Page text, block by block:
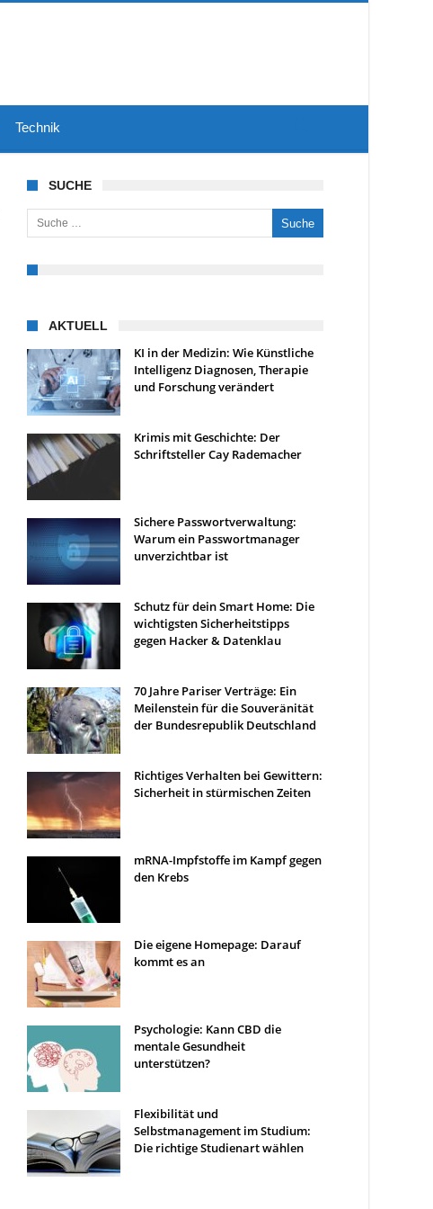
Technik
SUCHE
Suche nach:
AKTUELL
KI in der Medizin: Wie Künstliche
Intelligenz Diagnosen, Therapie
und Forschung verändert
Krimis mit Geschichte: Der
Schriftsteller Cay Rademacher
Sichere Passwortverwaltung:
Warum ein Passwortmanager
unverzichtbar ist
Schutz für dein Smart Home: Die
wichtigsten Sicherheitstipps
gegen Hacker & Datenklau
70 Jahre Pariser Verträge: Ein
Meilenstein für die Souveränität
der Bundesrepublik Deutschland
Richtiges Verhalten bei Gewittern:
Sicherheit in stürmischen Zeiten
mRNA-Impfstoffe im Kampf gegen
den Krebs
Die eigene Homepage: Darauf
kommt es an
Psychologie: Kann CBD die
mentale Gesundheit
unterstützen?
Flexibilität und
Selbstmanagement im Studium:
Die richtige Studienart wählen